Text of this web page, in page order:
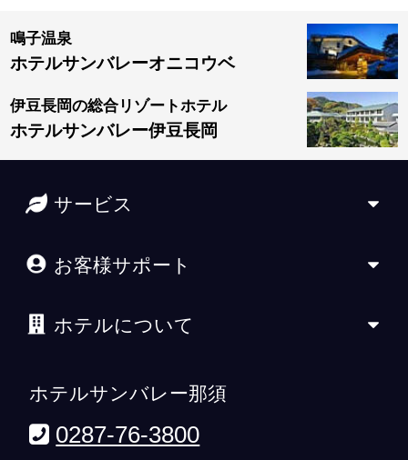
鳴子温泉
ホテルサンバレーオニコウベ
伊豆長岡の総合リゾートホテル
ホテルサンバレー伊豆長岡
サービス
お客様サポート
ホテルについて
ホテルサンバレー那須
0287-76-3800